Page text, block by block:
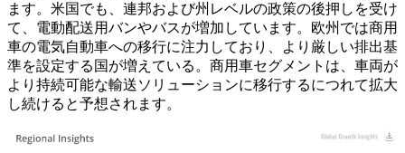
ます。米国でも、連邦および州レベルの政策の後押しを受け
て、電動配送用バンやバスが増加しています。欧州では商用
車の電気自動車への移行に注力しており、より厳しい排出基
準を設定する国が増えている。商用車セグメントは、車両が
より持続可能な輸送ソリューションに移行するにつれて拡大
し続けると予想されます。